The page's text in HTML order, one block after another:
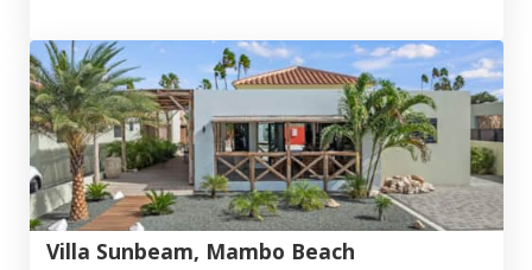
Villa Sunbeam, Mambo Beach